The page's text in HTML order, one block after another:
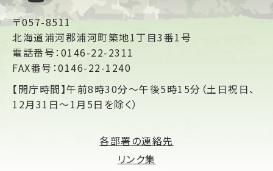
〒057-8511
北海道浦河郡浦河町築地1丁目3番1号
電話番号：0146-22-2311
FAX番号：0146-22-1240
【開庁時間】午前8時30分～午後5時15分（土日祝日、
12月31日～1月5日を除く）
各部署の連絡先
リンク集